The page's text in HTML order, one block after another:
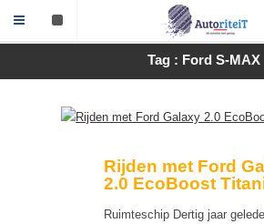
Tag : Ford S-MAX
Rijden met Ford
2.0 EcoBoost
Ruimteschip Dertig jaar